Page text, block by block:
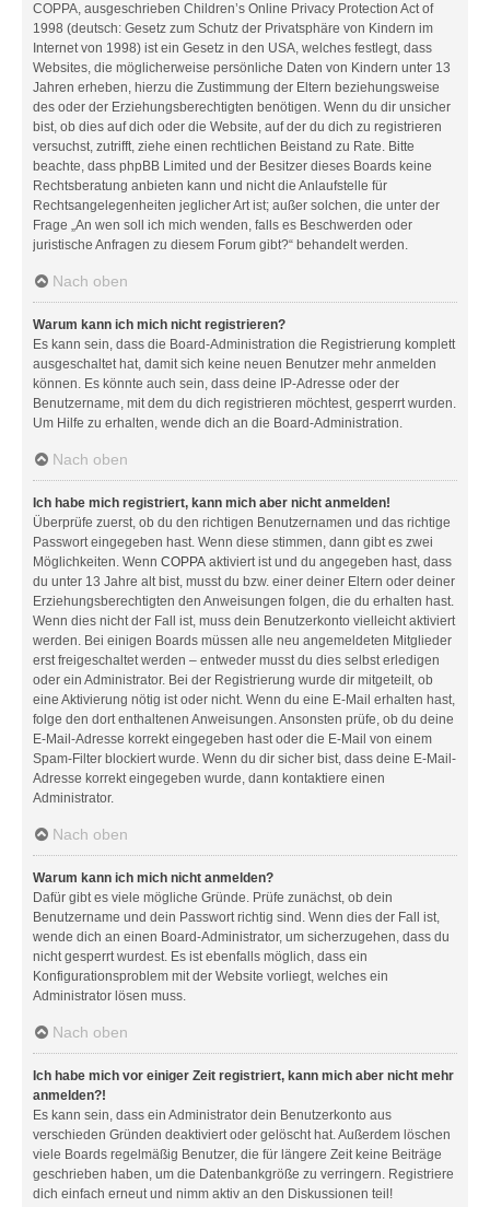
COPPA, ausgeschrieben Children’s Online Privacy Protection Act of
1998 (deutsch: Gesetz zum Schutz der Privatsphäre von Kindern im
Internet von 1998) ist ein Gesetz in den USA, welches festlegt, dass
Websites, die möglicherweise persönliche Daten von Kindern unter 13
Jahren erheben, hierzu die Zustimmung der Eltern beziehungsweise
des oder der Erziehungsberechtigten benötigen. Wenn du dir unsicher
bist, ob dies auf dich oder die Website, auf der du dich zu registrieren
versuchst, zutrifft, ziehe einen rechtlichen Beistand zu Rate. Bitte
beachte, dass phpBB Limited und der Besitzer dieses Boards keine
Rechtsberatung anbieten kann und nicht die Anlaufstelle für
Rechtsangelegenheiten jeglicher Art ist; außer solchen, die unter der
Frage „An wen soll ich mich wenden, falls es Beschwerden oder
juristische Anfragen zu diesem Forum gibt?“ behandelt werden.
Nach oben
Warum kann ich mich nicht registrieren?
Es kann sein, dass die Board-Administration die Registrierung komplett
ausgeschaltet hat, damit sich keine neuen Benutzer mehr anmelden
können. Es könnte auch sein, dass deine IP-Adresse oder der
Benutzername, mit dem du dich registrieren möchtest, gesperrt wurden.
Um Hilfe zu erhalten, wende dich an die Board-Administration.
Nach oben
Ich habe mich registriert, kann mich aber nicht anmelden!
Überprüfe zuerst, ob du den richtigen Benutzernamen und das richtige
Passwort eingegeben hast. Wenn diese stimmen, dann gibt es zwei
Möglichkeiten. Wenn COPPA aktiviert ist und du angegeben hast, dass
du unter 13 Jahre alt bist, musst du bzw. einer deiner Eltern oder deiner
Erziehungsberechtigten den Anweisungen folgen, die du erhalten hast.
Wenn dies nicht der Fall ist, muss dein Benutzerkonto vielleicht aktiviert
werden. Bei einigen Boards müssen alle neu angemeldeten Mitglieder
erst freigeschaltet werden – entweder musst du dies selbst erledigen
oder ein Administrator. Bei der Registrierung wurde dir mitgeteilt, ob
eine Aktivierung nötig ist oder nicht. Wenn du eine E-Mail erhalten hast,
folge den dort enthaltenen Anweisungen. Ansonsten prüfe, ob du deine
E-Mail-Adresse korrekt eingegeben hast oder die E-Mail von einem
Spam-Filter blockiert wurde. Wenn du dir sicher bist, dass deine E-Mail-
Adresse korrekt eingegeben wurde, dann kontaktiere einen
Administrator.
Nach oben
Warum kann ich mich nicht anmelden?
Dafür gibt es viele mögliche Gründe. Prüfe zunächst, ob dein
Benutzername und dein Passwort richtig sind. Wenn dies der Fall ist,
wende dich an einen Board-Administrator, um sicherzugehen, dass du
nicht gesperrt wurdest. Es ist ebenfalls möglich, dass ein
Konfigurationsproblem mit der Website vorliegt, welches ein
Administrator lösen muss.
Nach oben
Ich habe mich vor einiger Zeit registriert, kann mich aber nicht mehr
anmelden?!
Es kann sein, dass ein Administrator dein Benutzerkonto aus
verschieden Gründen deaktiviert oder gelöscht hat. Außerdem löschen
viele Boards regelmäßig Benutzer, die für längere Zeit keine Beiträge
geschrieben haben, um die Datenbankgröße zu verringern. Registriere
dich einfach erneut und nimm aktiv an den Diskussionen teil!